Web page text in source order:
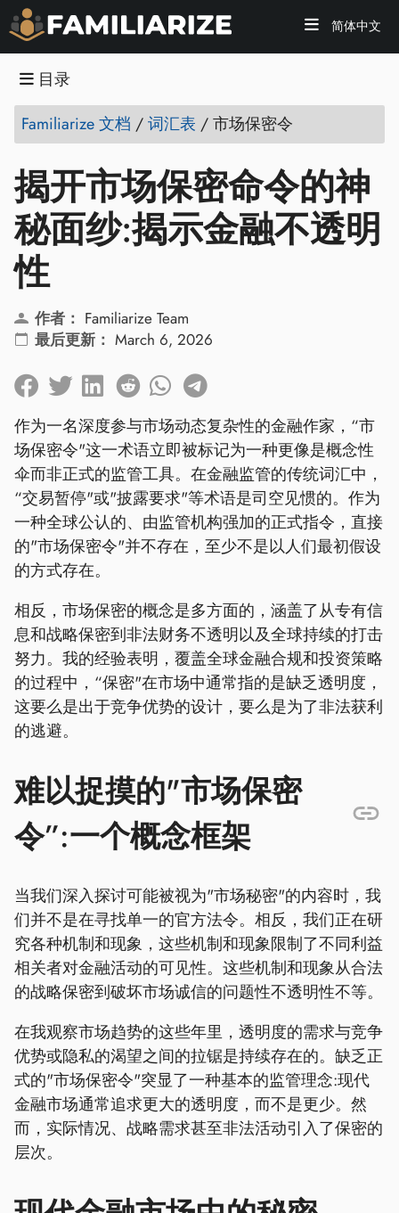
简体中文
目录
Familiarize 文档 /词汇表 /市场保密令
揭开市场保密命令的神
秘面纱:揭示金融不透明
性
作者： Familiarize Team
最后更新： March 6, 2026
作为一名深度参与市场动态复杂性的金融作家，“市
场保密令"这一术语立即被标记为一种更像是概念性
伞而非正式的监管工具。在金融监管的传统词汇中，
“交易暂停"或"披露要求"等术语是司空见惯的。作为
一种全球公认的、由监管机构强加的正式指令，直接
的"市场保密令"并不存在，至少不是以人们最初假设
的方式存在。
相反，市场保密的概念是多方面的，涵盖了从专有信
息和战略保密到非法财务不透明以及全球持续的打击
努力。我的经验表明，覆盖全球金融合规和投资策略
的过程中，“保密"在市场中通常指的是缺乏透明度，
这要么是出于竞争优势的设计，要么是为了非法获利
的逃避。
难以捉摸的"市场保密
令”:一个概念框架
当我们深入探讨可能被视为"市场秘密"的内容时，我
们并不是在寻找单一的官方法令。相反，我们正在研
究各种机制和现象，这些机制和现象限制了不同利益
相关者对金融活动的可见性。这些机制和现象从合法
的战略保密到破坏市场诚信的问题性不透明性不等。
在我观察市场趋势的这些年里，透明度的需求与竞争
优势或隐私的渴望之间的拉锯是持续存在的。缺乏正
式的"市场保密令"突显了一种基本的监管理念:现代
金融市场通常追求更大的透明度，而不是更少。然
而，实际情况、战略需求甚至非法活动引入了保密的
层次。